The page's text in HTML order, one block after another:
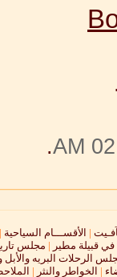
.
| الأقســـام السياحية |
في قبيلة مطير | مجلس
الرحلات البريه والأبل
| الخواطر والنثر |